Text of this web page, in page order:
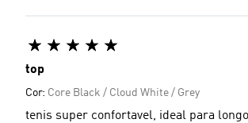
top
Cor: Core Black / Cloud White / Grey
tenis super confortavel, ideal para